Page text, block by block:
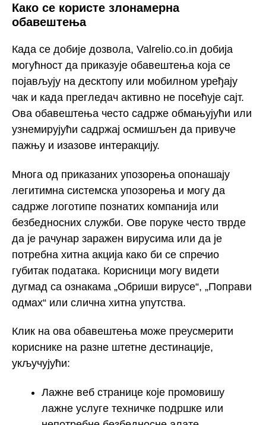
Како се користе злонамерна
обавештења
Када се добије дозвола, Valrelio.co.in добија
могућност да приказује обавештења која се
појављују на десктопу или мобилном уређају
чак и када прегледач активно не посећује сајт.
Ова обавештења често садрже обмањујући или
узнемирујући садржај осмишљен да привуче
пажњу и изазове интеракцију.
Многа од приказаних упозорења опонашају
легитимна системска упозорења и могу да
садрже логотипе познатих компанија или
безбедносних служби. Ове поруке често тврде
да је рачунар заражен вирусима или да је
потребна хитна акција како би се спречио
губитак података. Корисници могу видети
дугмад са ознакама „Обриши вирусе“, „Поправи
одмах“ или слична хитна упутства.
Клик на ова обавештења може преусмерити
кориснике на разне штетне дестинације,
укључујући:
Лажне веб странице које промовишу
лажне услуге техничке подршке или